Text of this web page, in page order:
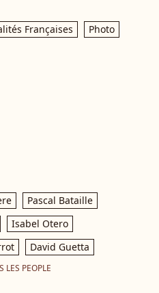
Françaises
Photo
Pascal Bataille
Isabel Otero
David Guetta
LES PEOPLE